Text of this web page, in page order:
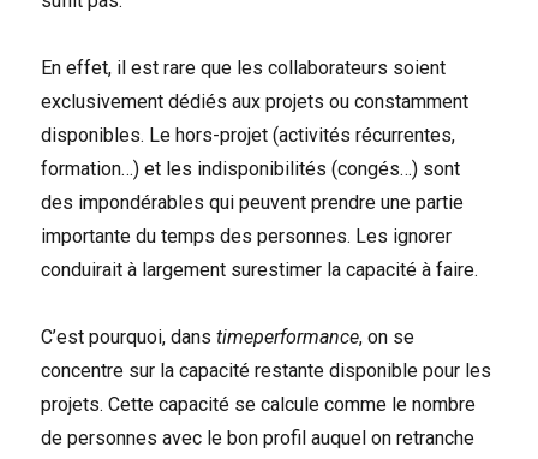
En effet, il est rare que les collaborateurs soient
exclusivement dédiés aux projets ou constamment
disponibles. Le hors-projet (activités récurrentes,
formation…) et les indisponibilités (congés…) sont
des impondérables qui peuvent prendre une partie
importante du temps des personnes. Les ignorer
conduirait à largement surestimer la capacité à faire.
C’est pourquoi, danstimeperformance, on se
concentre sur la capacité restante disponible pour les
projets. Cette capacité se calcule comme le nombre
de personnes avec le bon profil auquel on retranche